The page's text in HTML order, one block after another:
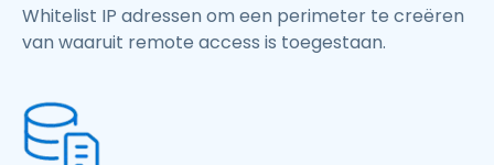
Whitelist IP adressen om een perimeter te creëren
van waaruit remote access is toegestaan.